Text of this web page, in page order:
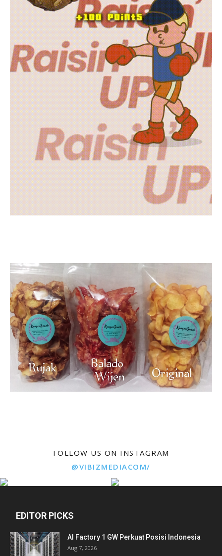
FOLLOW US ON INSTAGRAM
@VIBIZMEDIACOM/
EDITOR PICKS
AI Factory 1 GW Perkuat Posisi Indonesia
Aug 7, 2026